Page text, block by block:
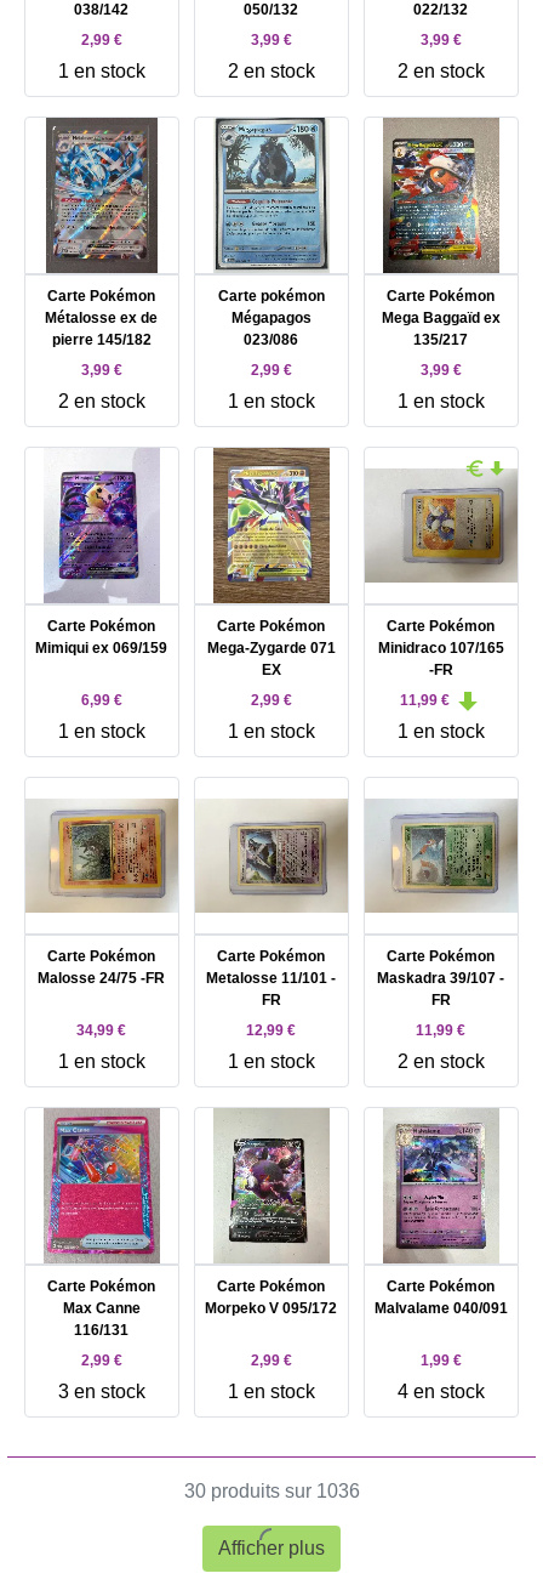
038/142
2,99 €
1 en stock
050/132
3,99 €
2 en stock
022/132
3,99 €
2 en stock
Carte Pokémon
Métalosse ex de
pierre 145/182
3,99 €
2 en stock
Carte pokémon
Mégapagos
023/086
2,99 €
1 en stock
Carte Pokémon
Mega Baggaïd ex
135/217
3,99 €
1 en stock
Carte Pokémon
Mimiqui ex 069/159
6,99 €
1 en stock
Carte Pokémon
Mega-Zygarde 071
EX
2,99 €
1 en stock
Carte Pokémon
Minidraco 107/165
-FR
11,99 €
1 en stock
Carte Pokémon
Malosse 24/75 -FR
34,99 €
1 en stock
Carte Pokémon
Metalosse 11/101 -
FR
12,99 €
1 en stock
Carte Pokémon
Maskadra 39/107 -
FR
11,99 €
2 en stock
Carte Pokémon
Max Canne
116/131
2,99 €
3 en stock
Carte Pokémon
Morpeko V 095/172
2,99 €
1 en stock
Carte Pokémon
Malvalame 040/091
1,99 €
4 en stock
30 produits sur 1036
Afficher plus